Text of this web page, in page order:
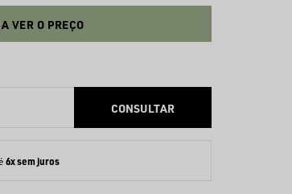
VER O PREÇO
6x sem juros